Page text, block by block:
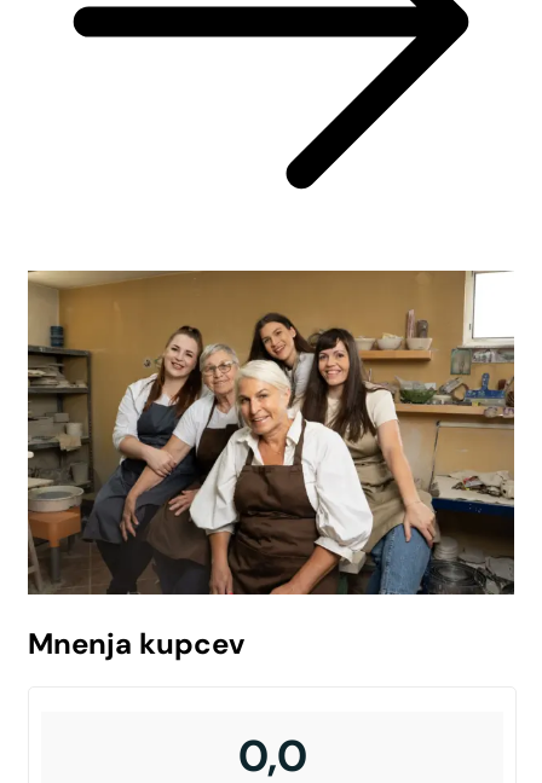
Mnenja kupcev
0,0